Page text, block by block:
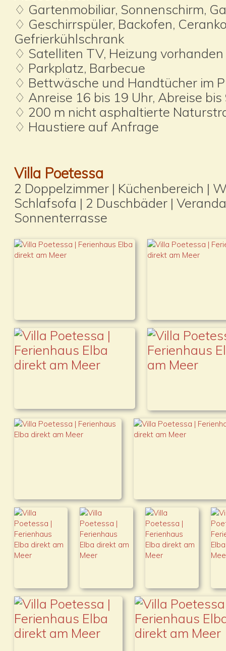
♢ Gartenmobiliar, Sonnenschirm,
♢ Geschirrspüler, Backofen,
Gefrierkühlschrank
♢ Satelliten TV, Heizung vorhanden
♢ Parkplatz, Barbecue
♢ Bettwäsche und Handtücher im
♢ Anreise 16 bis 19 Uhr, Abreise bis
♢ 200 m nicht asphaltierte
♢ Haustiere auf Anfrage
Villa Poetessa
2 Doppelzimmer | Küchenbereich |
Schlafsofa | 2 Duschbäder |
Sonnenterrasse